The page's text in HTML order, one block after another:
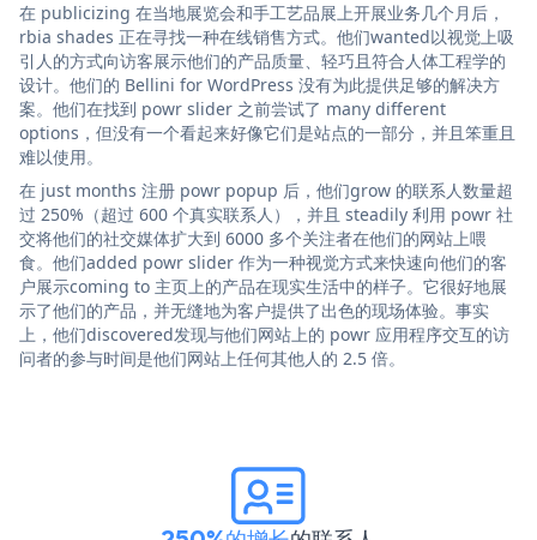
在 publicizing 在当地展览会和手工艺品展上开展业务几个月后，
rbia shades 正在寻找一种在线销售方式。他们wanted以视觉上吸
引人的方式向访客展示他们的产品质量、轻巧且符合人体工程学的
设计。他们的 Bellini for WordPress 没有为此提供足够的解决方
案。他们在找到 powr slider 之前尝试了 many different
options，但没有一个看起来好像它们是站点的一部分，并且笨重且
难以使用。
在 just months 注册 powr popup 后，他们grow 的联系人数量超
过 250%（超过 600 个真实联系人），并且 steadily 利用 powr 社
交将他们的社交媒体扩大到 6000 多个关注者在他们的网站上喂
食。他们added powr slider 作为一种视觉方式来快速向他们的客
户展示coming to 主页上的产品在现实生活中的样子。它很好地展
示了他们的产品，并无缝地为客户提供了出色的现场体验。事实
上，他们discovered发现与他们网站上的 powr 应用程序交互的访
问者的参与时间是他们网站上任何其他人的 2.5 倍。